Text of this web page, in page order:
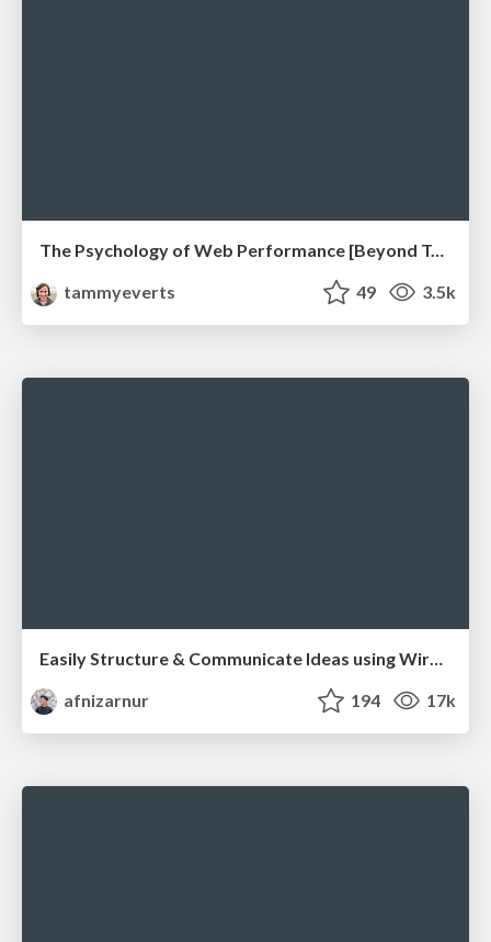
The Psychology of Web Performance [Beyond Tellerrand 2023]
tammyeverts
49 3.5k
Easily Structure & Communicate Ideas using Wireframe
afnizarnur
194 17k